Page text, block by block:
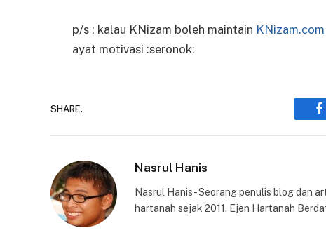
p/s : kalau KNizam boleh maintain KNizam.com
ayat motivasi :seronok:
SHARE.
Nasrul Hanis
Nasrul Hanis - Seorang penulis blog dan
hartanah sejak 2011. Ejen Hartanah